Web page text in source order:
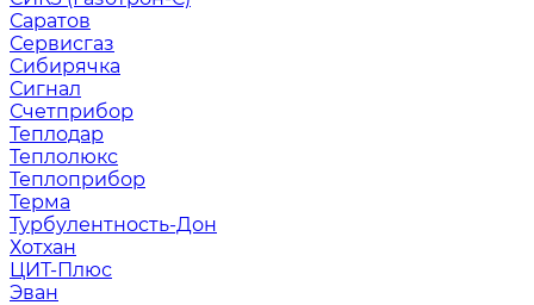
Саратов
Сервисгаз
Сибирячка
Сигнал
Счетприбор
Теплодар
Теплолюкс
Теплоприбор
Терма
Турбулентность-Дон
Хотхан
ЦИТ-Плюс
Эван